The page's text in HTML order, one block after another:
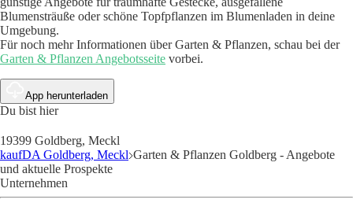
Blumensträuße oder schöne Topfpflanzen im Blumenladen in deine
Umgebung.
Für noch mehr Informationen über Garten & Pflanzen, schau bei der
Garten & Pflanzen Angebotsseite vorbei.
App herunterladen
Du bist hier
19399 Goldberg, Meckl
kaufDA Goldberg, Meckl Garten & Pflanzen Goldberg - Angebote
und aktuelle Prospekte
Unternehmen